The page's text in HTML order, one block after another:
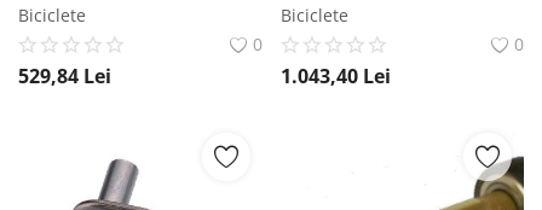
Biciclete
0
529,84 Lei
Biciclete
0
1.043,40 Lei